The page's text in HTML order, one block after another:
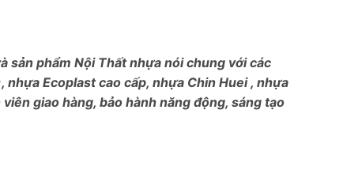
sản phẩm Nội Thất nhựa nói chung với các
Ecoplast cao cấp, nhựa Chin Huei , nhựa
giao hàng, bảo hành năng động, sáng tạo